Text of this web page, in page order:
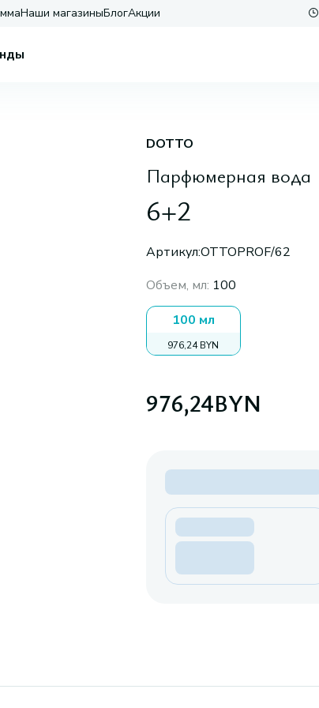
Наши магазиныБлогАкции
DOTTO
Парфюмерная вода
6+2
Артикул:OTTOPROF/62
Объем, мл: 100
100 мл
976,24 BYN
976,24BYN